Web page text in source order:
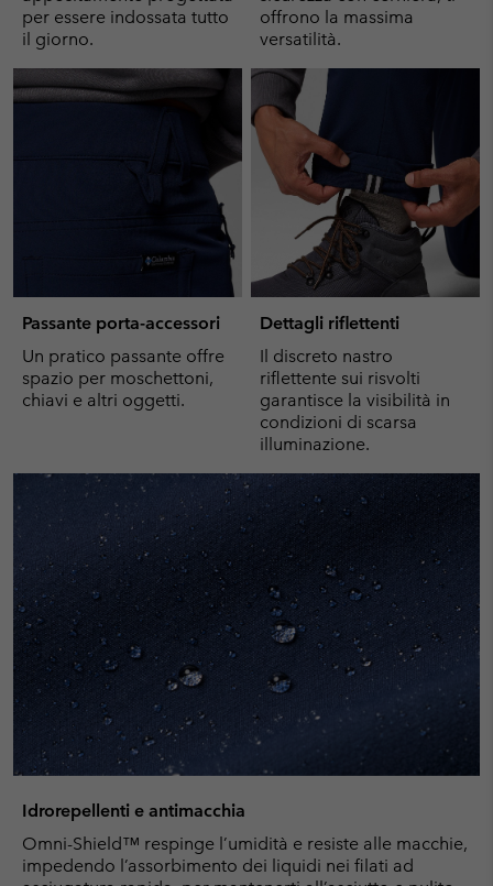
per essere indossata tutto
il giorno.
offrono la massima
versatilità.
Passante porta-accessori
Un pratico passante offre
spazio per moschettoni,
chiavi e altri oggetti.
Dettagli riflettenti
Il discreto nastro
riflettente sui risvolti
garantisce la visibilità in
condizioni di scarsa
illuminazione.
Idrorepellenti e antimacchia
Omni-Shield™ respinge l’umidità e resiste alle macchie,
impedendo l’assorbimento dei liquidi nei filati ad